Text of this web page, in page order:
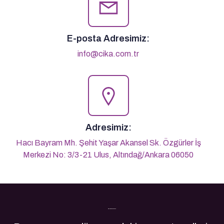
E-posta Adresimiz:
info@cika.com.tr
Adresimiz:
Hacı Bayram Mh. Şehit Yaşar Akansel Sk. Özgürler İş
Merkezi No: 3/3-21 Ulus, Altındağ/Ankara 06050
Son Yazılarımız